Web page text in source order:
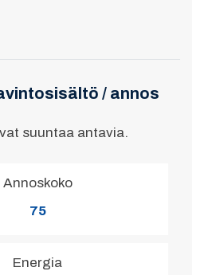
/ annos
suuntaa antavia.
Annoskoko
75
Energia